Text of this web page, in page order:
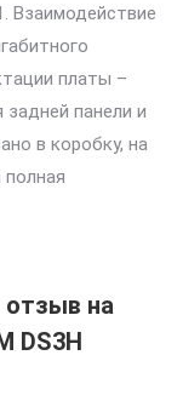
Взаимодействие
платы –
панели и
в коробку, на
отзыв на
DS3H